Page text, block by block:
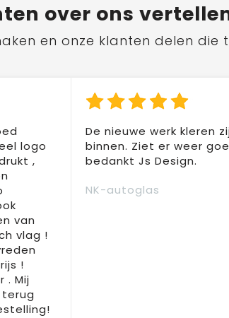
over ons
en onze klanten delen die
logo
,
van
vlag !
!
. Mij
De nieuwe werk kleren
binnen. Ziet er weer
bedankt Js Design.
NK-autoglas